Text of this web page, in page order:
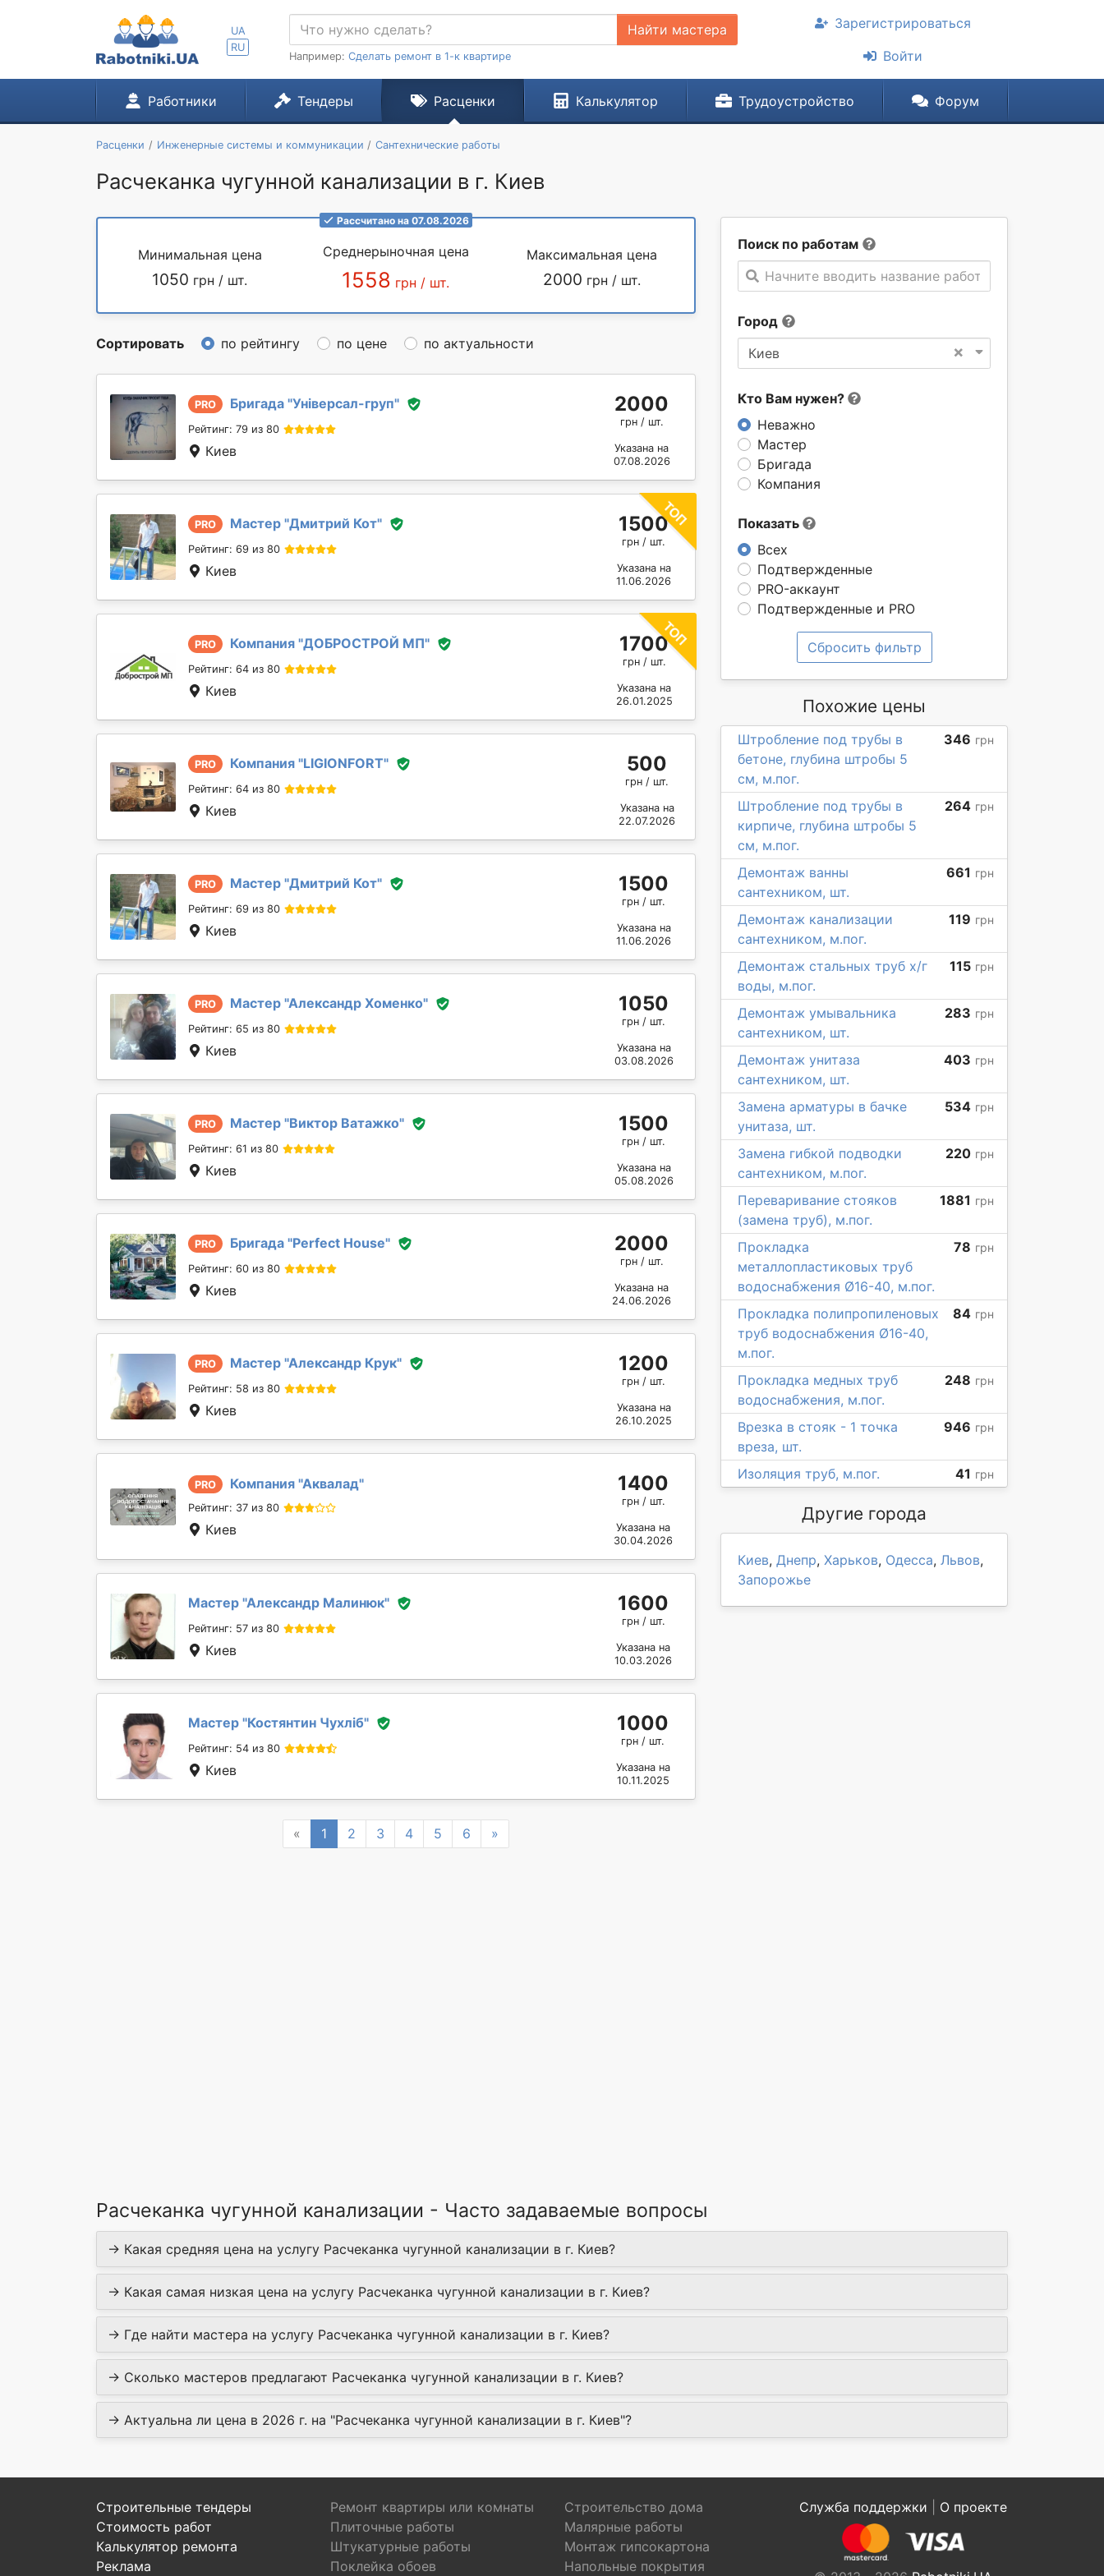
UA
RU
Найти мастера
Например: Сделать ремонт в 1-к квартире
Зарегистрироваться
Войти
Работники Тендеры Расценки Калькулятор Трудоустройство Форум
Расценки Инженерные системы и коммуникации Сантехнические работы
Расчеканка чугунной канализации в г. Киев
Поиск по работам
Начните вводить название работы
Город
×
Киев
Кто Вам нужен?
Неважно
Мастер
Бригада
Компания
Показать
Всех
Подтвержденные
PRO-аккаунт
Подтвержденные и PRO
Сбросить фильтр
Рассчитано на 07.08.2026
Минимальная цена
1050 грн / шт.
Среднерыночная цена
1558 грн / шт.
Максимальная цена
2000 грн / шт.
Сортировать по рейтингу по цене по актуальности
PRO Бригада "Універсал-груп"
Рейтинг: 79 из 80
Киев
2000
грн / шт.
Указана на
07.08.2026
PRO Мастер "Дмитрий Кот"
Рейтинг: 69 из 80
Киев
1500
грн / шт.
Указана на
11.06.2026
PRO Компания "ДОБРОСТРОЙ МП"
Рейтинг: 64 из 80
Киев
1700
грн / шт.
Указана на
26.01.2025
PRO Компания "LIGIONFORT"
Рейтинг: 64 из 80
Киев
500
грн / шт.
Указана на
22.07.2026
PRO Мастер "Дмитрий Кот"
Рейтинг: 69 из 80
Киев
1500
грн / шт.
Указана на
11.06.2026
PRO Мастер "Александр Хоменко"
Рейтинг: 65 из 80
Киев
1050
грн / шт.
Указана на
03.08.2026
PRO Мастер "Виктор Ватажко"
Рейтинг: 61 из 80
Киев
1500
грн / шт.
Указана на
05.08.2026
PRO Бригада "Perfect House"
Рейтинг: 60 из 80
Киев
2000
грн / шт.
Указана на
24.06.2026
PRO Мастер "Александр Крук"
Рейтинг: 58 из 80
Киев
1200
грн / шт.
Указана на
26.10.2025
PRO Компания "Аквалад"
Рейтинг: 37 из 80
Киев
1400
грн / шт.
Указана на
30.04.2026
Мастер "Александр Малинюк"
Рейтинг: 57 из 80
Киев
1600
грн / шт.
Указана на
10.03.2026
Мастер "Костянтин Чухліб"
Рейтинг: 54 из 80
Киев
1000
грн / шт.
Указана на
10.11.2025
« Previous
1 2 3 4 5 6 »
Похожие цены
Штробление под трубы в
бетоне, глубина штробы 5
см, м.пог.
346 грн
Штробление под трубы в
кирпиче, глубина штробы 5
см, м.пог.
264 грн
Демонтаж ванны
сантехником, шт.
661 грн
Демонтаж канализации
сантехником, м.пог.
119 грн
Демонтаж стальных труб х/г
воды, м.пог.
115 грн
Демонтаж умывальника
сантехником, шт.
283 грн
Демонтаж унитаза
сантехником, шт.
403 грн
Замена арматуры в бачке
унитаза, шт.
534 грн
Замена гибкой подводки
сантехником, м.пог.
220 грн
Переваривание стояков
(замена труб), м.пог.
1881 грн
Прокладка
металлопластиковых труб
водоснабжения Ø16-40, м.пог.
78 грн
Прокладка полипропиленовых
труб водоснабжения Ø16-40,
м.пог.
84 грн
Прокладка медных труб
водоснабжения, м.пог.
248 грн
Врезка в стояк - 1 точка
вреза, шт.
946 грн
Изоляция труб, м.пог. 41 грн
Другие города
Киев, Днепр, Харьков, Одесса, Львов,
Запорожье
Расчеканка чугунной канализации - Часто задаваемые вопросы
→ Какая средняя цена на услугу Расчеканка чугунной канализации в г. Киев?
→ Какая самая низкая цена на услугу Расчеканка чугунной канализации в г. Киев?
→ Где найти мастера на услугу Расчеканка чугунной канализации в г. Киев?
→ Сколько мастеров предлагают Расчеканка чугунной канализации в г. Киев?
→ Актуальна ли цена в 2026 г. на "Расчеканка чугунной канализации в г. Киев"?
Строительные тендеры
Стоимость работ
Калькулятор ремонта
Реклама
Ремонт квартиры или комнаты
Строительство дома
Плиточные работы
Малярные работы
Штукатурные работы
Монтаж гипсокартона
Поклейка обоев
Напольные покрытия
Служба поддержки О проекте